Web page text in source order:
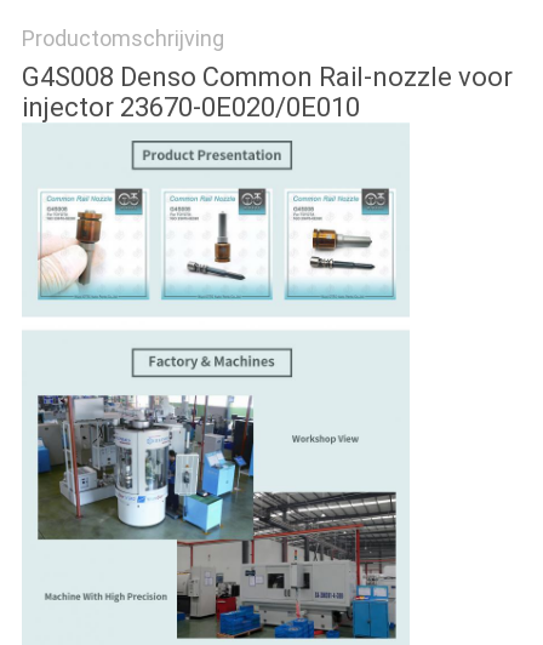
Productomschrijving
G4S008 Denso Common Rail-nozzle voor
injector 23670-0E020/0E010